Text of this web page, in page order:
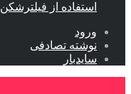
استفاده از فیلترشکن
ورود
نوشته تصادفی
سایدبار